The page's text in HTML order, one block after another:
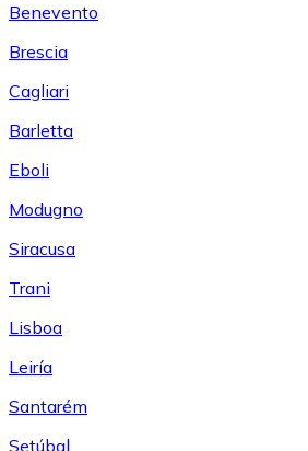
Benevento
Brescia
Cagliari
Barletta
Eboli
Modugno
Siracusa
Trani
Lisboa
Leiría
Santarém
Setúbal